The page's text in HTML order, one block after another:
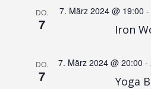
DO.
7 Iron
7. März 2024 @ 19:00 -
DO.
7 Yoga
7. März 2024 @ 20:00 -